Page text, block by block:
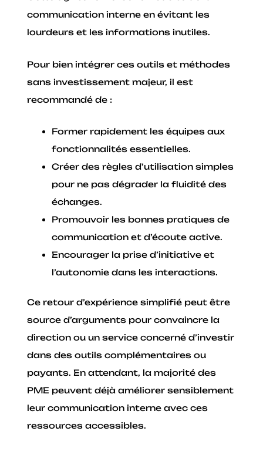
communication interne en évitant les
lourdeurs et les informations inutiles.
Pour bien intégrer ces outils et méthodes
sans investissement majeur, il est
recommandé de :
Former rapidement les équipes aux
fonctionnalités essentielles.
Créer des règles d’utilisation simples
pour ne pas dégrader la fluidité des
échanges.
Promouvoir les bonnes pratiques de
communication et d’écoute active.
Encourager la prise d’initiative et
l’autonomie dans les interactions.
Ce retour d’expérience simplifié peut être
source d’arguments pour convaincre la
direction ou un service concerné d’investir
dans des outils complémentaires ou
payants. En attendant, la majorité des
PME peuvent déjà améliorer sensiblement
leur communication interne avec ces
ressources accessibles.